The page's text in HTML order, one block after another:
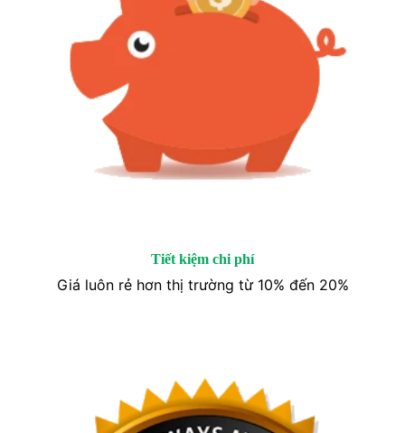
Tiết kiệm chi phí
Giá luôn rẻ hơn thị trường từ 10% đến 20%